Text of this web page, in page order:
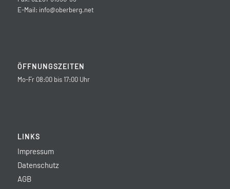
E-Mail: info@oberberg.net
ÖFFNUNGSZEITEN
Mo-Fr 08:00 bis 17:00 Uhr
LINKS
Impressum
Datenschutz
AGB